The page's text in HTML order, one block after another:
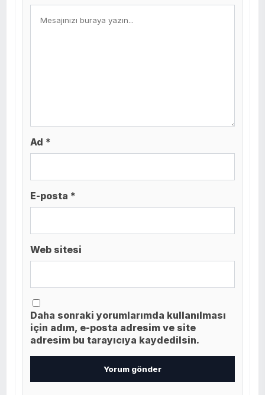
Ad *
E-posta *
Web sitesi
Daha sonraki yorumlarımda kullanılması
için adım, e-posta adresim ve site
adresim bu tarayıcıya kaydedilsin.